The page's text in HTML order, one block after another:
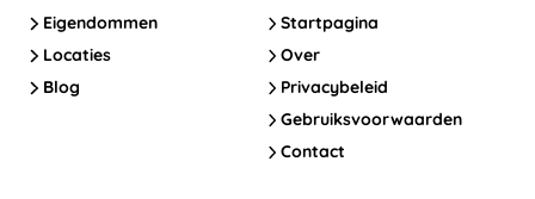
Eigendommen
Locaties
Blog
Startpagina
Over
Privacybeleid
Gebruiksvoorwaarden
Contact